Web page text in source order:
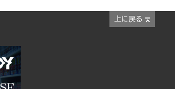
上に戻る